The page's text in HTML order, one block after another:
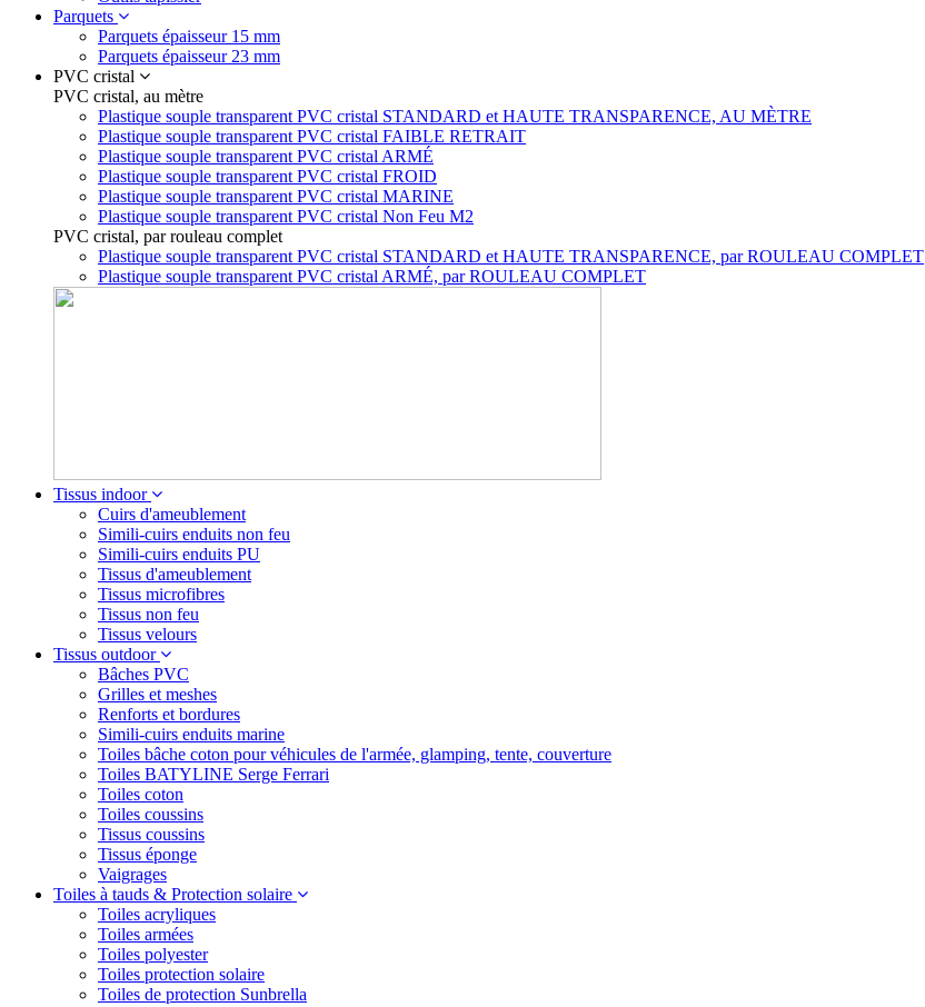
Parquets
Parquets épaisseur 15 mm
Parquets épaisseur 23 mm
PVC cristal
PVC cristal, au mètre
Plastique souple transparent PVC cristal STANDARD et HAUTE TRANSPARENCE, AU MÈTRE
Plastique souple transparent PVC cristal FAIBLE RETRAIT
Plastique souple transparent PVC cristal ARMÉ
Plastique souple transparent PVC cristal FROID
Plastique souple transparent PVC cristal MARINE
Plastique souple transparent PVC cristal Non Feu M2
PVC cristal, par rouleau complet
Plastique souple transparent PVC cristal STANDARD et HAUTE TRANSPARENCE, par ROULEAU COMPLET
Plastique souple transparent PVC cristal ARMÉ, par ROULEAU COMPLET
Tissus indoor
Cuirs d'ameublement
Simili-cuirs enduits non feu
Simili-cuirs enduits PU
Tissus d'ameublement
Tissus microfibres
Tissus non feu
Tissus velours
Tissus outdoor
Bâches PVC
Grilles et meshes
Renforts et bordures
Simili-cuirs enduits marine
Toiles bâche coton pour véhicules de l'armée, glamping, tente, couverture
Toiles BATYLINE Serge Ferrari
Toiles coton
Toiles coussins
Tissus coussins
Tissus éponge
Vaigrages
Toiles à tauds & Protection solaire
Toiles acryliques
Toiles armées
Toiles polyester
Toiles protection solaire
Toiles de protection Sunbrella